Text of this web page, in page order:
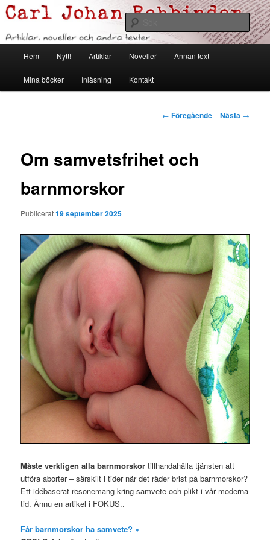
Hoppa
till
primärt
innehållCarl Johan Rehbinder
Artiklar, noveller och andra texter
Sök
Hem Nytt! Artiklar Noveller Annan text
Mina böcker Inläsning Kontakt
Inläggsnavigering
← Föregående Nästa →
Om samvetsfrihet och
barnmorskor
Publicerat19 september 2025
Måste verkligen alla barnmorskor tillhandahålla tjänsten att
utföra aborter – särskilt i tider när det råder brist på barnmorskor?
Ett idébaserat resonemang kring samvete och plikt i vår moderna
tid. Ännu en artikel i FOKUS..
Får barnmorskor ha samvete? »